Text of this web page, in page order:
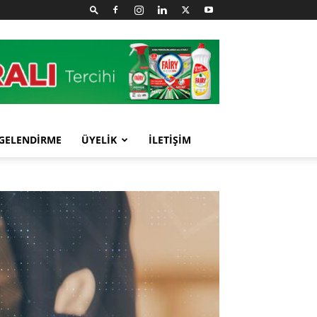
ÜYELİK İLETİŞİM